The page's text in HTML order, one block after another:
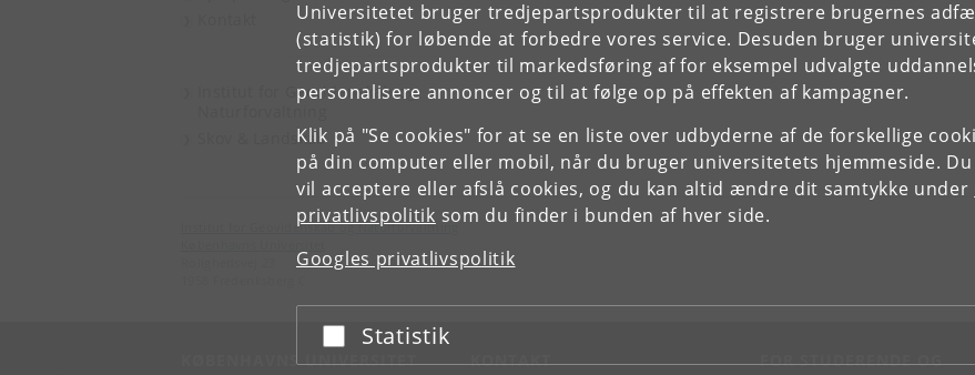
Universitetet bruger tredjepartsprodukter til at registrere brugernes
(statistik) for løbende at forbedre vores service. Desuden bruger
tredjepartsprodukter til markedsføring af for eksempel udvalgte
personalisere annoncer og til at følge op på effekten af kampagner.
Klik på "Se cookies" for at se en liste over udbyderne af de forskellige
på din computer eller mobil, når du bruger universitetets hjemmeside.
vil acceptere eller afslå cookies, og du kan altid ændre dit samtykke under
privatlivspolitik som du finder i bunden af hver side.
Googles privatlivspolitik
Acceptér eller afslå
Statistik
Institut for Geovidenskab og
Skov & Landskab
Institut for Geovidenskab og Naturforvaltning
KØBENHAVNS UNIVERSITET KONTAKT
FOR STUDERENDE OG